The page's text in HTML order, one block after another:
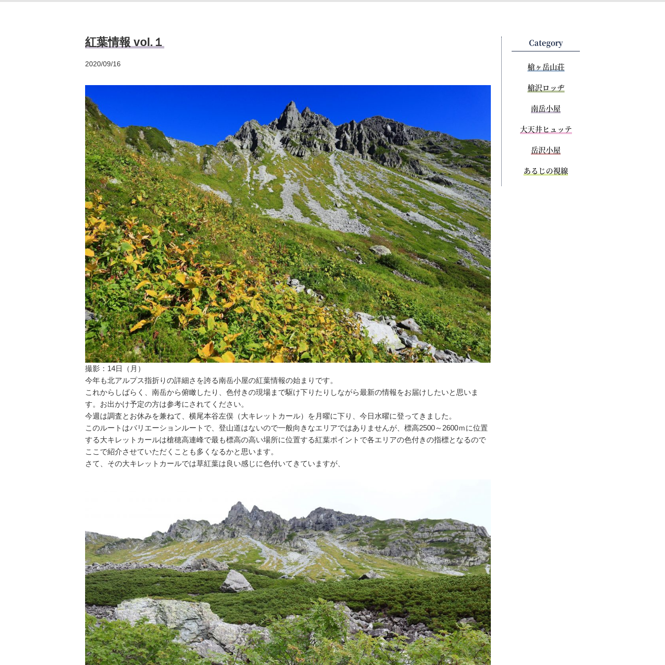
紅葉情報 vol.１
2020/09/16
撮影：14日（月）
今年も北アルプス指折りの詳細さを誇る南岳小屋の紅葉情報の始まりです。
これからしばらく、南岳から俯瞰したり、色付きの現場まで駆け下りたりしながら最新の情報をお届けしたいと思いま
す。お出かけ予定の方は参考にされてください。
今週は調査とお休みを兼ねて、横尾本谷左俣（大キレットカール）を月曜に下り、今日水曜に登ってきました。
このルートはバリエーションルートで、登山道はないので一般向きなエリアではありませんが、標高2500～2600ｍに位置
する大キレットカールは槍穂高連峰で最も標高の高い場所に位置する紅葉ポイントで各エリアの色付きの指標となるので
ここで紹介させていただくことも多くなるかと思います。
さて、その大キレットカールでは草紅葉は良い感じに色付いてきていますが、
Category
槍ヶ岳山荘
槍沢ロッヂ
南岳小屋
大天井ヒュッテ
岳沢小屋
あるじの視線